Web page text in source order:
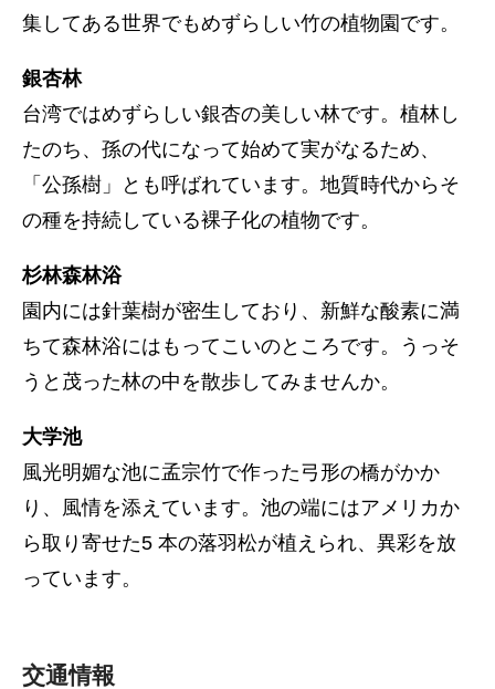
集してある世界でもめずらしい竹の植物園です。
銀杏林
台湾ではめずらしい銀杏の美しい林です。植林し
たのち、孫の代になって始めて実がなるため、
「公孫樹」とも呼ばれています。地質時代からそ
の種を持続している裸子化の植物です。
杉林森林浴
園内には針葉樹が密生しており、新鮮な酸素に満
ちて森林浴にはもってこいのところです。うっそ
うと茂った林の中を散歩してみませんか。
大学池
風光明媚な池に孟宗竹で作った弓形の橋がかか
り、風情を添えています。池の端にはアメリカか
ら取り寄せた5 本の落羽松が植えられ、異彩を放
っています。
交通情報